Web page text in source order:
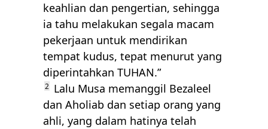
keahlian dan pengertian, sehingga
ia tahu melakukan segala macam
pekerjaan untuk mendirikan
tempat kudus, tepat menurut yang
diperintahkan TUHAN.”
2
Lalu Musa memanggil Bezaleel
dan Aholiab dan setiap orang yang
ahli, yang dalam hatinya telah